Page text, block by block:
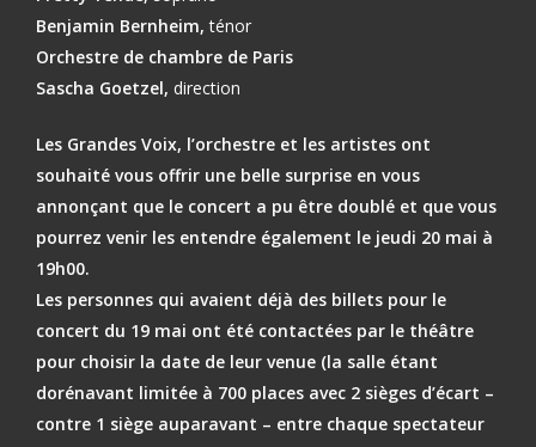
Benjamin Bernheim, ténor
Orchestre de chambre de Paris
Sascha Goetzel, direction
Les Grandes Voix, l’orchestre et les artistes ont
souhaité vous offrir une belle surprise en vous
annonçant que le concert a pu être doublé et que vous
pourrez venir les entendre également le jeudi 20 mai à
19h00.
Les personnes qui avaient déjà des billets pour le
concert du 19 mai ont été contactées par le théâtre
pour choisir la date de leur venue (la salle étant
dorénavant limitée à 700 places avec 2 sièges d’écart –
contre 1 siège auparavant – entre chaque spectateur